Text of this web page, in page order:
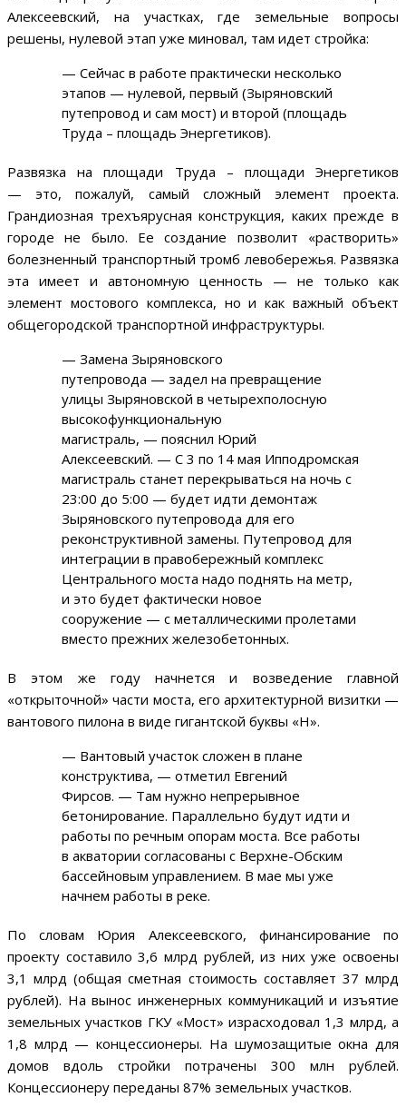
Алексеевский, на участках, где земельные вопросы
решены, нулевой этап уже миновал, там идет стройка:
— Сейчас в работе практически несколько
этапов — нулевой, первый (Зыряновский
путепровод и сам мост) и второй (площадь
Труда – площадь Энергетиков).
Развязка на площади Труда – площади Энергетиков
— это, пожалуй, самый сложный элемент проекта.
Грандиозная трехъярусная конструкция, каких прежде в
городе не было. Ее создание позволит «растворить»
болезненный транспортный тромб левобережья. Развязка
эта имеет и автономную ценность — не только как
элемент мостового комплекса, но и как важный объект
общегородской транспортной инфраструктуры.
— Замена Зыряновского
путепровода — задел на превращение
улицы Зыряновской в четырехполосную
высокофункциональную
магистраль, — пояснил Юрий
Алексеевский. — С 3 по 14 мая Ипподромская
магистраль станет перекрываться на ночь с
23:00 до 5:00 — будет идти демонтаж
Зыряновского путепровода для его
реконструктивной замены. Путепровод для
интеграции в правобережный комплекс
Центрального моста надо поднять на метр,
и это будет фактически новое
сооружение — с металлическими пролетами
вместо прежних железобетонных.
В этом же году начнется и возведение главной
«открыточной» части моста, его архитектурной визитки —
вантового пилона в виде гигантской буквы «Н».
— Вантовый участок сложен в плане
конструктива, — отметил Евгений
Фирсов. — Там нужно непрерывное
бетонирование. Параллельно будут идти и
работы по речным опорам моста. Все работы
в акватории согласованы с Верхне-Обским
бассейновым управлением. В мае мы уже
начнем работы в реке.
По словам Юрия Алексеевского, финансирование по
проекту составило 3,6 млрд рублей, из них уже освоены
3,1 млрд (общая сметная стоимость составляет 37 млрд
рублей). На вынос инженерных коммуникаций и изъятие
земельных участков ГКУ «Мост» израсходовал 1,3 млрд, а
1,8 млрд — концессионеры. На шумозащитые окна для
домов вдоль стройки потрачены 300 млн рублей.
Концессионеру переданы 87% земельных участков.